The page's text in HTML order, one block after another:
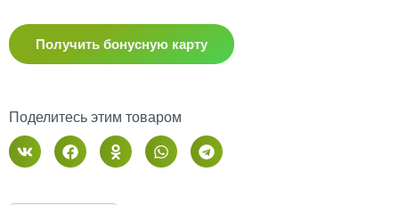
Получить бонусную карту
Поделитесь этим товаром